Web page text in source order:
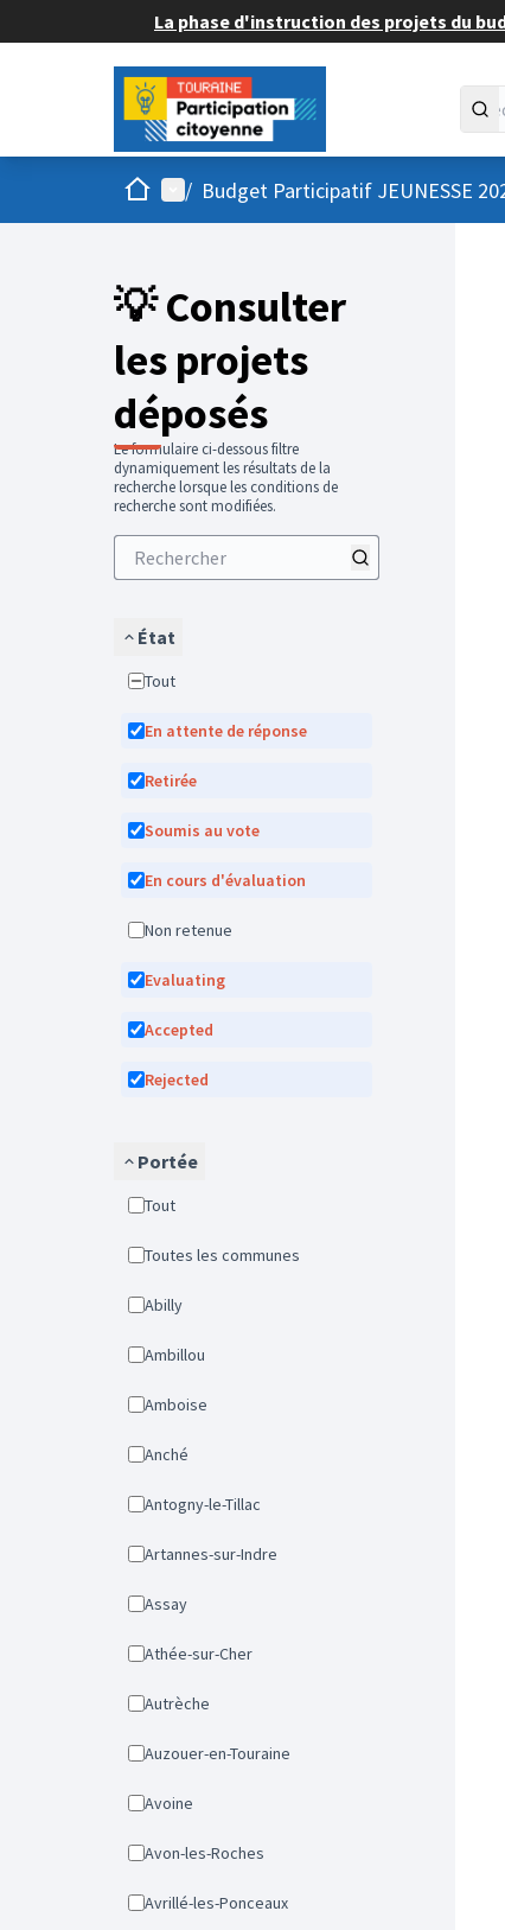
La phase d'instruction des projets du
AccueilMenu principal
/ Budget Participatif JEUNESSE
💡 Consulter
les projets
déposés
Le formulaire ci-dessous filtre
dynamiquement les résultats de la
recherche lorsque les conditions de
recherche sont modifiées.
État
Tout
En attente de réponse
Retirée
Soumis au vote
En cours d'évaluation
Non retenue
Evaluating
Accepted
Rejected
Portée
Tout
Toutes les communes
Abilly
Ambillou
Amboise
Anché
Antogny-le-Tillac
Artannes-sur-Indre
Assay
Athée-sur-Cher
Autrèche
Auzouer-en-Touraine
Avoine
Avon-les-Roches
Avrillé-les-Ponceaux